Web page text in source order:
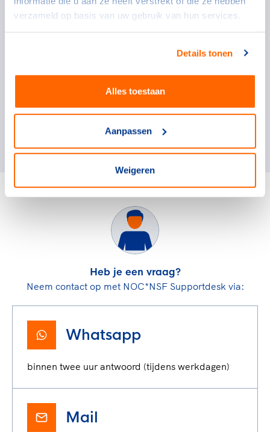
verzameld op basis van uw gebruik van hun services.
Details tonen
Alles toestaan
Aanpassen
Weigeren
Neem contact op
charlotte.balvert@nocnsf.nl
Heb je een vraag?
Neem contact op met NOC*NSF Supportdesk via:
Whatsapp
binnen twee uur antwoord (tijdens werkdagen)
Mail